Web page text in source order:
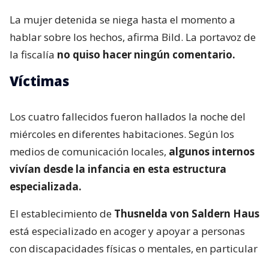
La mujer detenida se niega hasta el momento a
hablar sobre los hechos, afirma Bild. La portavoz de
la fiscalía no quiso hacer ningún comentario.
Víctimas
Los cuatro fallecidos fueron hallados la noche del
miércoles en diferentes habitaciones. Según los
medios de comunicación locales, algunos internos
vivían desde la infancia en esta estructura
especializada.
El establecimiento de Thusnelda von Saldern Haus
está especializado en acoger y apoyar a personas
con discapacidades físicas o mentales, en particular